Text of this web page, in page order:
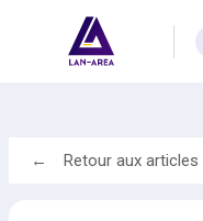
Retour aux articles